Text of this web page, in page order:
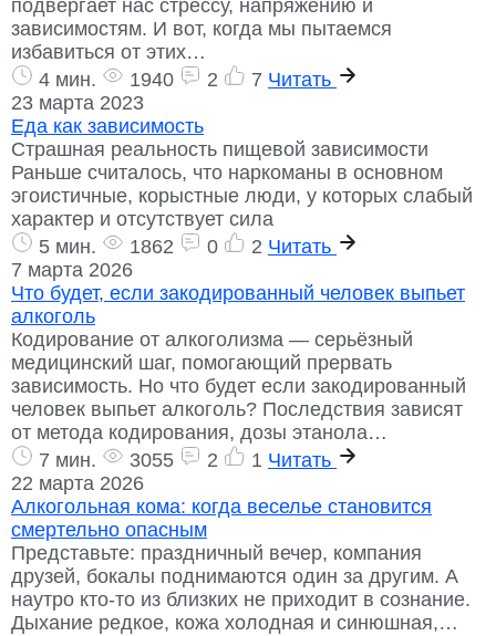
подвергает нас стрессу, напряжению и
зависимостям. И вот, когда мы пытаемся
избавиться от этих…
4 мин.
1940 2 7 Читать
23 марта 2023
Еда как зависимость
Страшная реальность пищевой зависимости
Раньше считалось, что наркоманы в основном
эгоистичные, корыстные люди, у которых слабый
характер и отсутствует сила
5 мин.
1862 0 2 Читать
7 марта 2026
Что будет, если закодированный человек выпьет
алкоголь
Кодирование от алкоголизма — серьёзный
медицинский шаг, помогающий прервать
зависимость. Но что будет если закодированный
человек выпьет алкоголь? Последствия зависят
от метода кодирования, дозы этанола…
7 мин.
3055 2 1 Читать
22 марта 2026
Алкогольная кома: когда веселье становится
смертельно опасным
Представьте: праздничный вечер, компания
друзей, бокалы поднимаются один за другим. А
наутро кто-то из близких не приходит в сознание.
Дыхание редкое, кожа холодная и синюшная,…